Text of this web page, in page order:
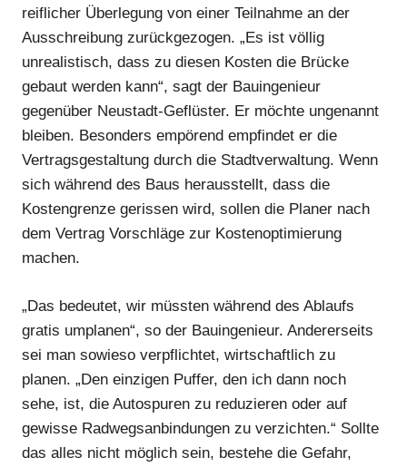
Anzeige
Anzeige
Anzeige
reiflicher Überlegung von einer Teilnahme an der
Ausschreibung zurückgezogen. „Es ist völlig
unrealistisch, dass zu diesen Kosten die Brücke
gebaut werden kann“, sagt der Bauingenieur
gegenüber Neustadt-Geflüster. Er möchte ungenannt
bleiben. Besonders empörend empfindet er die
Vertragsgestaltung durch die Stadtverwaltung. Wenn
sich während des Baus herausstellt, dass die
Kostengrenze gerissen wird, sollen die Planer nach
dem Vertrag Vorschläge zur Kostenoptimierung
machen.
„Das bedeutet, wir müssten während des Ablaufs
gratis umplanen“, so der Bauingenieur. Andererseits
sei man sowieso verpflichtet, wirtschaftlich zu
planen. „Den einzigen Puffer, den ich dann noch
sehe, ist, die Autospuren zu reduzieren oder auf
gewisse Radwegsanbindungen zu verzichten.“ Sollte
das alles nicht möglich sein, bestehe die Gefahr,